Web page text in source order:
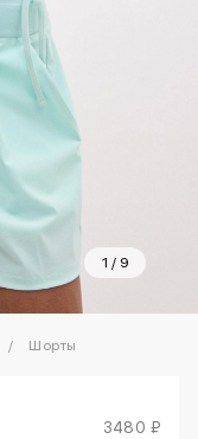
1 / 9
Шорты
3480 ₽